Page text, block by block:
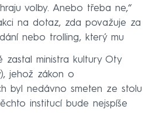
volby. Anebo třeba ne,“
na dotaz, zda považuje za
nebo trolling, který mu
zastal ministra kultury Oty
jehož zákon o
byl nedávno smeten ze stolu
institucí bude nejspíše